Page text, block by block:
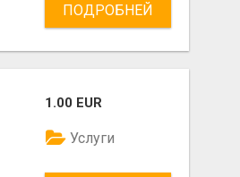
ПОДРОБНЕЙ
1.00 EUR
Услуги